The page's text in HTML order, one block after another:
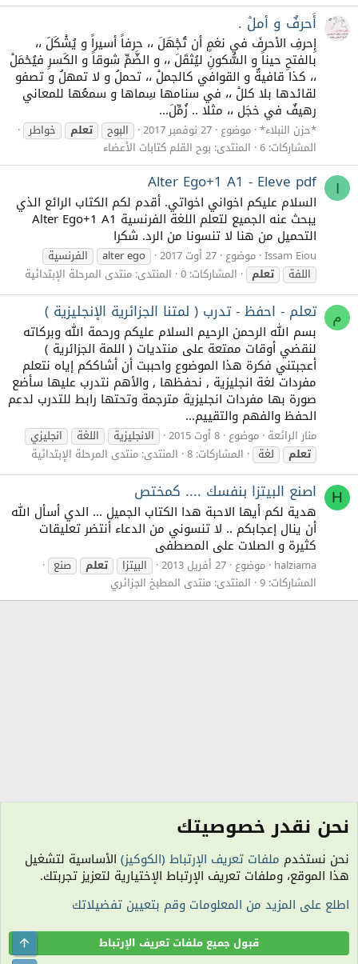
أَحرفٌ و أملۡ .
إِحرفِ الأحرفَ في نغمٍ أن تُجۡهَلَ ،، حرفاً أسيراً و يُشۡكَلَ ،،
بالفتحِ حيناً و السُّكونِ ليُثقَلَ ،، و الضَّمِّ شوقاً و الكَسرِ فيُحۡمَلۡ
،، كذا قافيةٌ و القوافي كالجملۡ ،، تحملُ و لا تمهلُ و تصفو
لقائدها بلا كللۡ ،، في سنامها سِماها و سمعُها للمعاني
رهيفٌ في خجَل ،، مثلا .. زُمِّلَ...
*حزن النبلاء* موضوع 27 نوفمبر 2017 البوح تعلم
خواطر
المشاركات: 6
المنتدى: بوح القلم كتابات الأعضاء
I
Alter Ego+1 A1 - Eleve pdf
السلام عليكم اخواني اخواتي. أقدم لكم الكتاب الرائع الذي
يبحث عنه الجميع لتعلم اللغة الفرنسية Alter Ego+1 A1
التحميل من هنا لا تنسونا من الرد. شكرا
Issam Eiou موضوع 27 أوت 2017 alter ego
الفرنسية
اللفة
تعلم المشاركات: 0 المنتدى: منتدى المرحلة الإبتدائية
م تعلم - احفظ - تدرب ( لمتنا الجزائرية الإنجليزية )
بسم الله الرحمن الرحيم السلام عليكم ورحمة الله وبركاته
لنقضي أوقات ممتعة على منتديات ( اللمة الجزائرية )
أعجبتني فكرة هذا الموضوع واحببت أن أشاككم إياه نتعلم
مفردات لغة انجليزية , نحفظها , والأهم نتدرب عليها سأضع
صورة بها مفردات انجليزية مترجمة وتحتها رابط للتدرب لدعم
الحفظ والفهم والتقييم...
منار الرائعة موضوع 8 أوت 2015 الانجليزية اللغة
انجليزي
تعلم
لغة المشاركات: 8 المنتدى: منتدى المرحلة الإبتدائية
H اصنع البيتزا بنفسك .... كمختص
هدية لكم أيها الاحبة هدا الكتاب الجميل ... الدي أسأل الله
أن ينال إعجابكم .. لا تنسوني من الدعاء أنتضر تعليقات
كثيرة و الصلات على المصطفى
halziama موضوع 27 أفريل 2013 البيتزا تعلم
صنع
المشاركات: 9
المنتدى: منتدى المطبخ الجزائري
الكلمات الدلالية
الكوكيز
المنتدى غير مسؤول عن أي اتفاق تجاري أو تعاوني بين الأعضاء، فعلى كل شخص تحمل
مسئولية نفسه.
نحن نقدر خصوصيتك
نحن نستخدم ملفات تعريف الإرتباط (الكوكيز) الأساسية لتشغيل
هذا الموقع، وملفات تعريف الإرتباط الإختيارية لتعزيز تجربتك.
اطلع على المزيد من المعلومات وقم بتعيين تفضيلاتك
قبول جميع ملفات تعريف الإرتباط